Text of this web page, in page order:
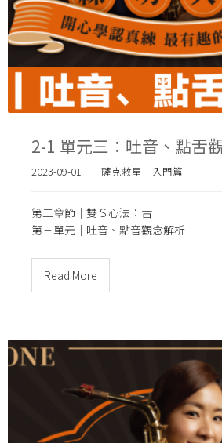
2-1 單元三：吐音、點舌
2023-09-01 薩克救星｜入門篇
第二章節｜雙Ｓ心法：舌
第三單元｜ 吐音、點音觀念解析
Read More